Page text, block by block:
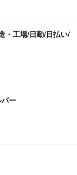
・工場/日勤/日払い/
ー